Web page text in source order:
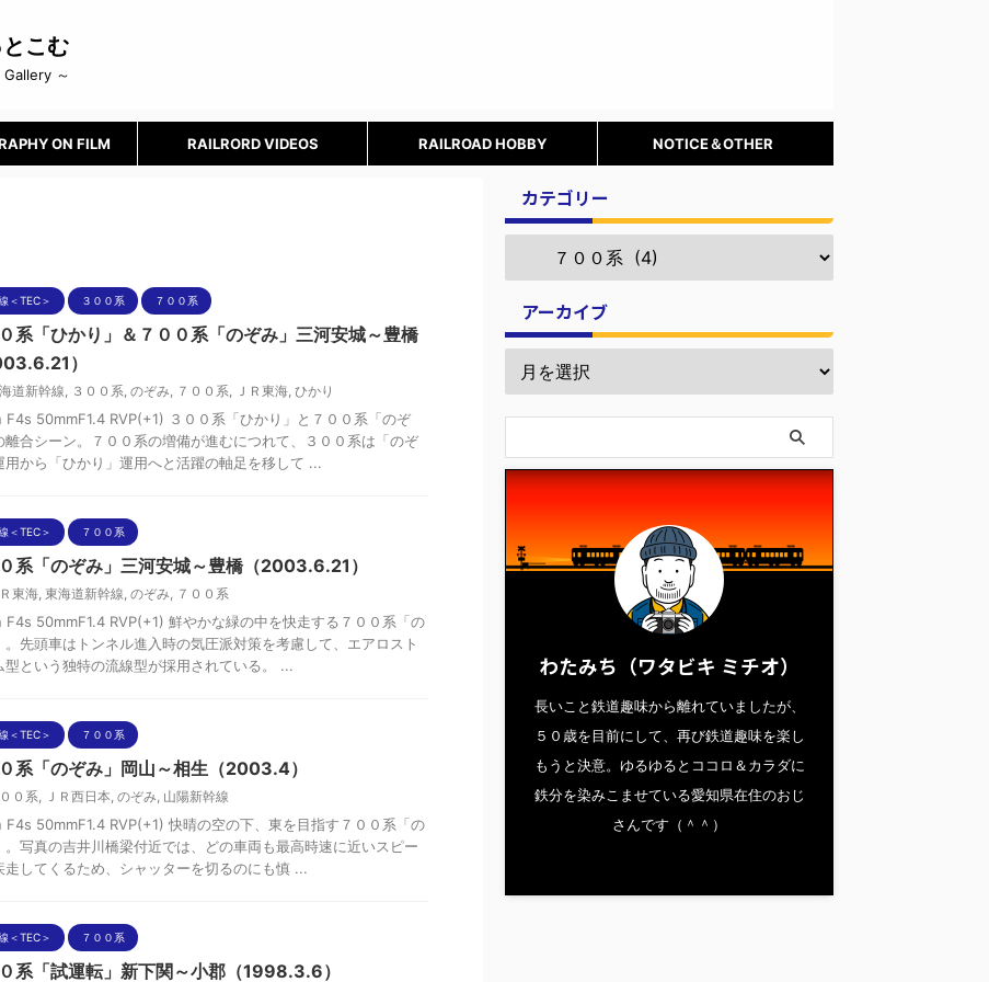
こむ
～
ON FILM RAILRORD VIDEOS RAILROAD HOBBY NOTICE＆OTHER
＜TEC＞ ３００系 ７００系
系「ひかり」＆７００系「のぞみ」三河安城～豊橋
）
道新幹線, ３００系, のぞみ, ７００系, ＪＲ東海, ひかり
F4s 50mmF1.4 RVP(+1) ３００系「ひかり」と７００系「のぞ
離合シーン。７００系の増備が進むにつれて、３００系は「のぞ
用から「ひかり」運用へと活躍の軸足を移して ...
＜TEC＞ ７００系
系「のぞみ」三河安城～豊橋（2003.6.21）
東海, 東海道新幹線, のぞみ, ７００系
F4s 50mmF1.4 RVP(+1) 鮮やかな緑の中を快走する７００系「の
。先頭車はトンネル進入時の気圧派対策を考慮して、エアロスト
型という独特の流線型が採用されている。 ...
＜TEC＞ ７００系
系「のぞみ」岡山～相生（2003.4）
０系, ＪＲ西日本, のぞみ, 山陽新幹線
F4s 50mmF1.4 RVP(+1) 快晴の空の下、東を目指す７００系「の
。写真の吉井川橋梁付近では、どの車両も最高時速に近いスピー
走してくるため、シャッターを切るのにも慎 ...
＜TEC＞ ７００系
系「試運転」新下関～小郡（1998.3.6）
カテゴリー
アーカイブ
わたみち（ワタビキ ミチオ）
長いこと鉄道趣味から離れていましたが、
５０歳を目前にして、再び鉄道趣味を楽し
もうと決意。ゆるゆるとココロ＆カラダに
鉄分を染みこませている愛知県在住のおじ
さんです（＾＾）